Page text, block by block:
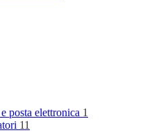
posta elettronica 1
11